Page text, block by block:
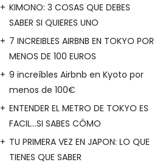
KIMONO: 3 COSAS QUE DEBES
SABER SI QUIERES UNO
7 INCREIBLES AIRBNB EN TOKYO POR
MENOS DE 100 EUROS
9 increíbles Airbnb en Kyoto por
menos de 100€
ENTENDER EL METRO DE TOKYO ES
FACIL…SI SABES CÓMO
TU PRIMERA VEZ EN JAPON: LO QUE
TIENES QUE SABER